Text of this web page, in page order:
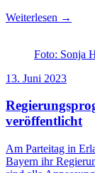
Weiterlesen →
Foto: Sonja
13. Juni 2023
veröffentlicht
Am Parteitag in
Bayern ihr